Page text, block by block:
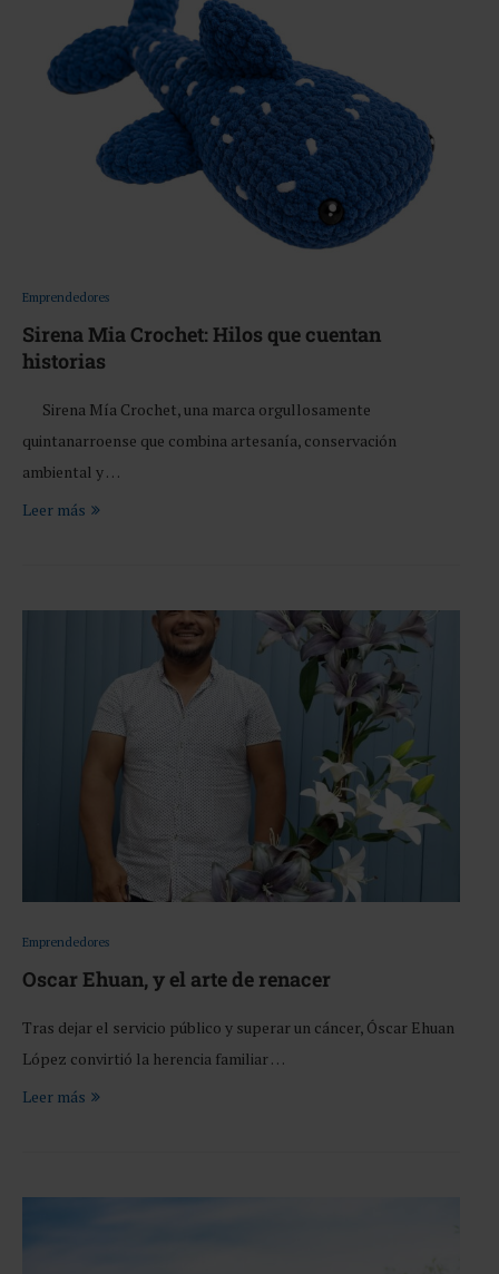
Emprendedores
Sirena Mia Crochet: Hilos que cuentan
historias
Sirena Mía Crochet, una marca orgullosamente
quintanarroense que combina artesanía, conservación
ambiental y …
Leer más
Emprendedores
Oscar Ehuan, y el arte de renacer
Tras dejar el servicio público y superar un cáncer, Óscar Ehuan
López convirtió la herencia familiar …
Leer más